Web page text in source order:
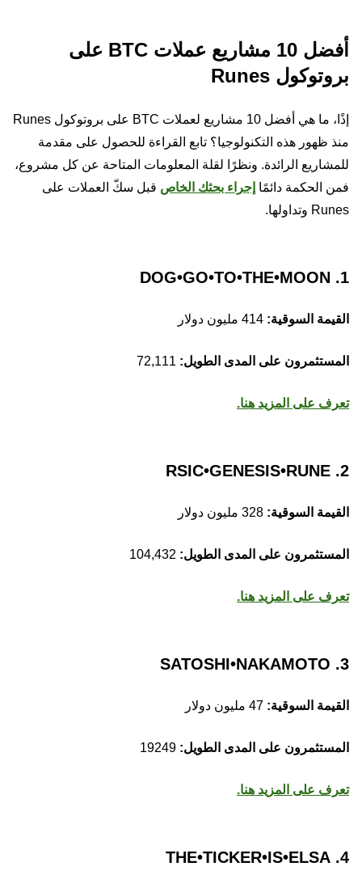
أفضل 10 مشاريع عملات BTC على
بروتوكول Runes
إذًا، ما هي أفضل 10 مشاريع لعملات BTC على بروتوكول Runes
منذ ظهور هذه التكنولوجيا؟ تابع القراءة للحصول على مقدمة
للمشاريع الرائدة. ونظرًا لقلة المعلومات المتاحة عن كل مشروع،
فمن الحكمة دائمًا إجراء بحثك الخاص قبل سكّ العملات على
Runes وتداولها.
1. DOG•GO•TO•THE•MOON
القيمة السوقية:
المستثمرون على المدى الطويل:
تعرف على المزيد هنا.
2. RSIC•GENESIS•RUNE
القيمة السوقية:
المستثمرون على المدى الطويل:
تعرف على المزيد هنا.
3. SATOSHI•NAKAMOTO
القيمة السوقية:
المستثمرون على المدى الطويل:
تعرف على المزيد هنا.
4. THE•TICKER•IS•ELSA